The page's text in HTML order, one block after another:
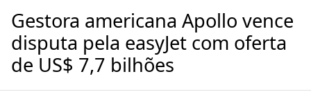
Gestora americana Apollo vence
disputa pela easyJet com oferta
de US$ 7,7 bilhões